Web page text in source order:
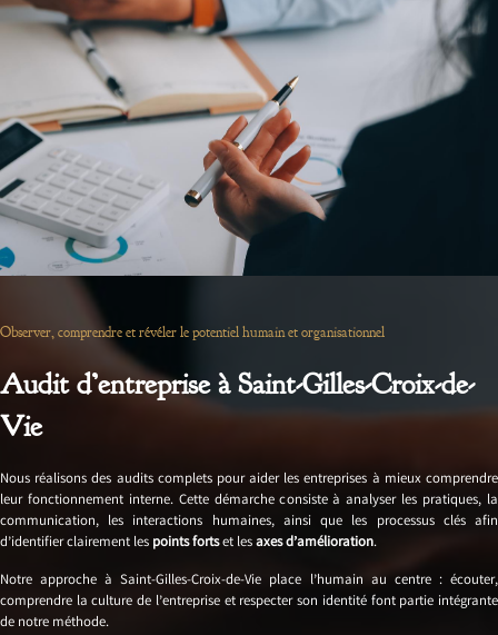
Observer, comprendre et révéler le potentiel humain et organisationnel
Audit d’entreprise à Saint-Gilles-Croix-de-
Vie
Nous réalisons des audits complets pour aider les entreprises à mieux comprendre
leur fonctionnement interne. Cette démarche consiste à analyser les pratiques, la
communication, les interactions humaines, ainsi que les processus clés afin
d’identifier clairement les points fortset lesaxes d’amélioration.
Notre approche à Saint-Gilles-Croix-de-Vie place l’humain au centre : écouter,
comprendre la culture de l’entreprise et respecter son identité font partie intégrante
de notre méthode.